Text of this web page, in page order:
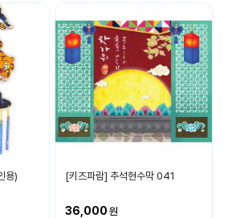
용) [키즈파람] 추석현수막 041
36,000